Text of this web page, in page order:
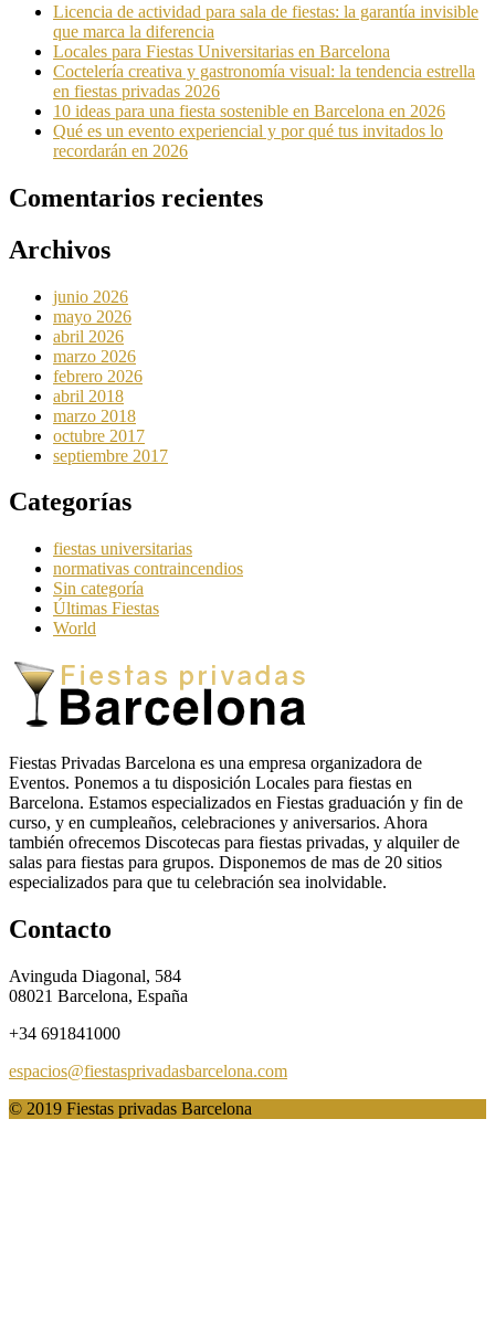
Licencia de actividad para sala de fiestas: la garantía invisible
que marca la diferencia
Locales para Fiestas Universitarias en Barcelona
Coctelería creativa y gastronomía visual: la tendencia estrella
en fiestas privadas 2026
10 ideas para una fiesta sostenible en Barcelona en 2026
Qué es un evento experiencial y por qué tus invitados lo
recordarán en 2026
Comentarios recientes
Archivos
junio 2026
mayo 2026
abril 2026
marzo 2026
febrero 2026
abril 2018
marzo 2018
octubre 2017
septiembre 2017
Categorías
fiestas universitarias
normativas contraincendios
Sin categoría
Últimas Fiestas
World
Fiestas Privadas Barcelona es una empresa organizadora de
Eventos. Ponemos a tu disposición Locales para fiestas en
Barcelona. Estamos especializados en Fiestas graduación y fin de
curso, y en cumpleaños, celebraciones y aniversarios. Ahora
también ofrecemos Discotecas para fiestas privadas, y alquiler de
salas para fiestas para grupos. Disponemos de mas de 20 sitios
especializados para que tu celebración sea inolvidable.
Contacto
Avinguda Diagonal, 584
08021 Barcelona, España
+34 691841000
espacios@fiestasprivadasbarcelona.com
© 2019 Fiestas privadas Barcelona